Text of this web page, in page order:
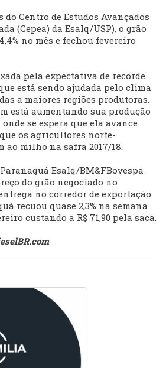
do Centro de Estudos Avançados
(Cepea) da Esalq/USP), o grão
no mês e fechou fevereiro
pela expectativa de recorde
está sendo ajudada pelo clima
a maiores regiões produtoras.
está aumentando sua produção
se espera que ela avance
os agricultores norte-
ao milho na safra 2017/18.
Esalq/BM&FBovespa
do grão negociado no
no corredor de exportação
recuou quase 2,3% na semana
custando a R$ 71,90 pela saca.